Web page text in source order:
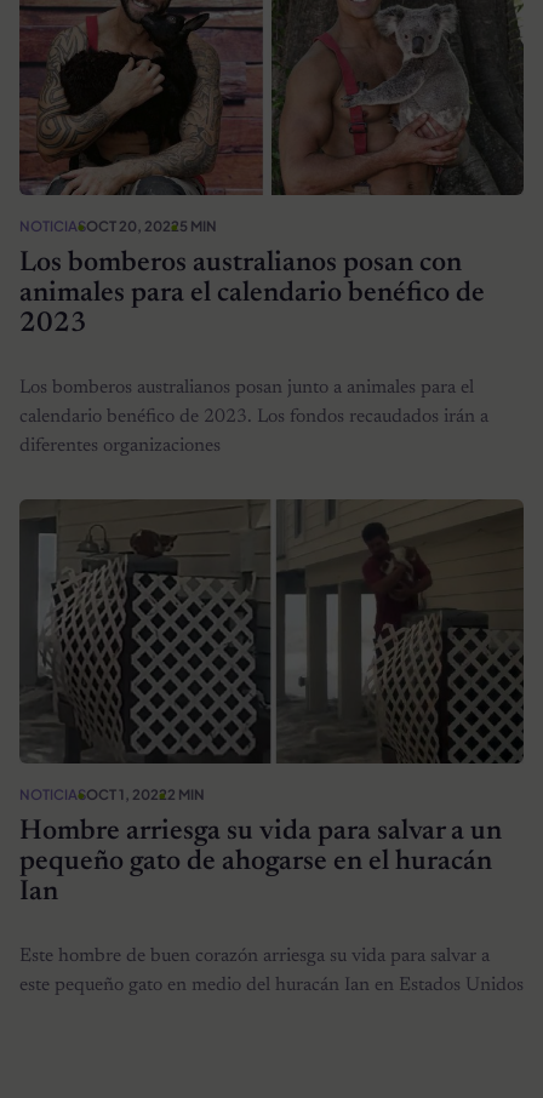
NOTICIASOCT 20, 20225 MIN
Los bomberos australianos posan con
animales para el calendario benéfico de
2023
Los bomberos australianos posan junto a animales para el
calendario benéfico de 2023. Los fondos recaudados irán a
diferentes organizaciones
NOTICIASOCT 1, 20222 MIN
Hombre arriesga su vida para salvar a un
pequeño gato de ahogarse en el huracán
Ian
Este hombre de buen corazón arriesga su vida para salvar a
este pequeño gato en medio del huracán Ian en Estados Unidos